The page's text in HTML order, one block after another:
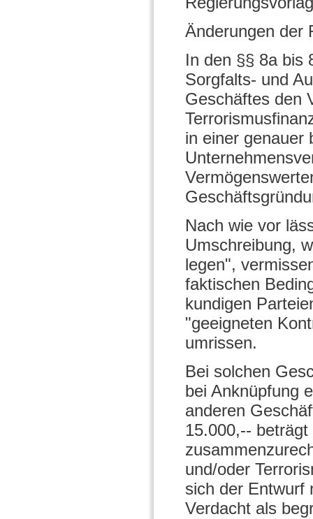
Änderungen der
In den §§ 8a bis
Sorgfalts- und
Geschäftes den
in einer genauer
Nach wie vor
Umschreibung,
legen",
faktischen
kundigen
"geeigneten
umrissen.
Bei solchen
bei Anknüpfung
anderen
15.000,--
und/oder
sich der Entwurf
Verdacht als